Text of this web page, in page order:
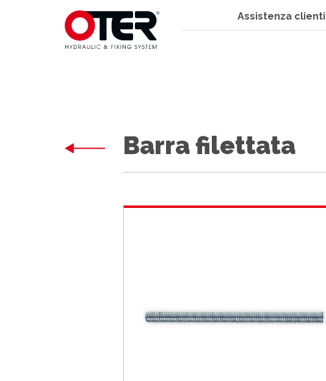
Assistenza clienti
Barra filettata